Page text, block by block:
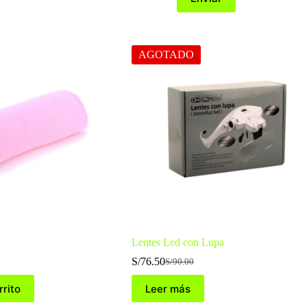
AGOTADO
Lentes Led con Lupa
S/90.00
El
original
era:
S/76.50El
actual
es:
Leer más